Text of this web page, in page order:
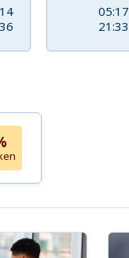
05:17
21:33